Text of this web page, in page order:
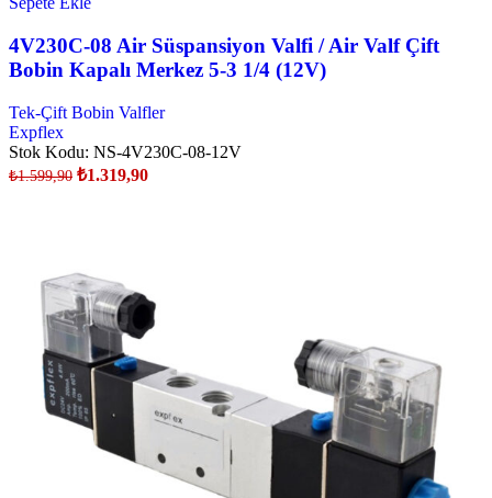
4V230C-08 Air Süspansiyon Valfi / Air Valf Çift
Bobin Kapalı Merkez 5-3 1/4 (12V)
Tek-Çift Bobin Valfler
Expflex
Stok Kodu: NS-4V230C-08-12V
₺1.599,90 ₺1.319,90